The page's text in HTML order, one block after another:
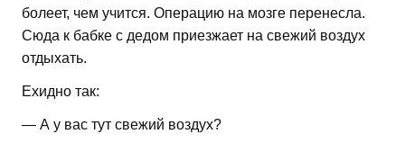
болеет, чем учится. Операцию на мозге перенесла.
Сюда к бабке с дедом приезжает на свежий воздух
отдыхать.
Ехидно так:
— А у вас тут свежий воздух?